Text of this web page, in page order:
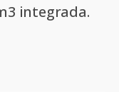
integrada.